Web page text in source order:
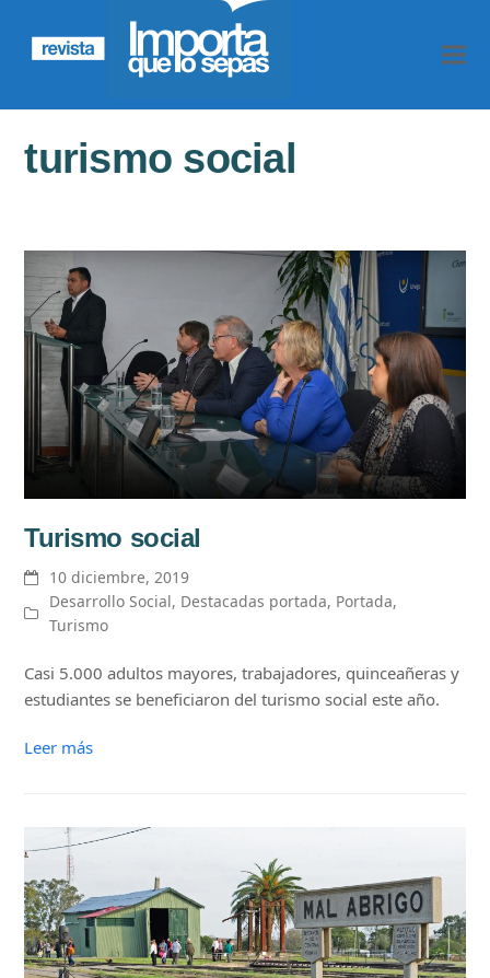
turismo social
Turismo social
10 diciembre, 2019
Desarrollo Social, Destacadas portada, Portada,
Turismo
Casi 5.000 adultos mayores, trabajadores, quinceañeras y
estudiantes se beneficiaron del turismo social este año.
Leer más